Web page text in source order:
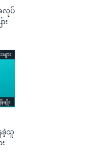
လုပ်
း
ခဲ့သူ